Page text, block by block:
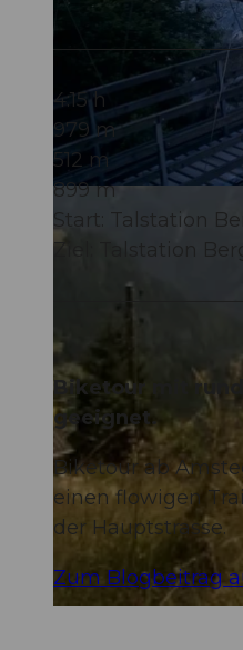
© Marc Schürmann, allmountain
4:15 h
979 m
512 m
899 m
Start: Talstation
Ziel: Talstation
Biketour mit
geeignet.
Biketour ab
einen flowigen
der Hauptstrasse.
Zum Blogbeitrag